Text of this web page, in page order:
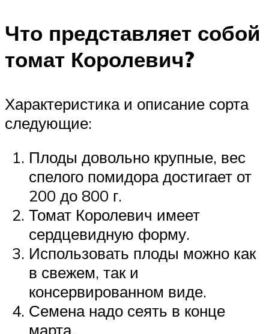
Что представляет собой
томат Королевич?
Характеристика и описание сорта
следующие:
Плоды довольно крупные, вес
спелого помидора достигает от
200 до 800 г.
Томат Королевич имеет
сердцевидную форму.
Использовать плоды можно как
в свежем, так и
консервированном виде.
Семена надо сеять в конце
марта.